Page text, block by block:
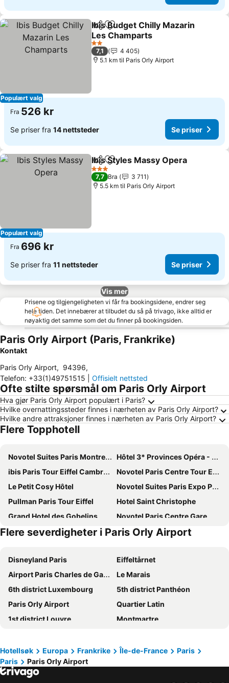
Populært valg
Del Legg til i favoritter
Ibis Budget Chilly Mazarin
Les Champarts
Se priser
2 Stjerner
7,1
4 405
5.1 km til Paris Orly Airport
Fra 526 kr
Se priser fra 14 nettsteder Se priser
Populært valg
Del Legg til i favoritter
Ibis Styles Massy Opera
3 Stjerner
7,7 Bra
3 711
5.5 km til Paris Orly Airport
Fra 696 kr
Se priser fra 11 nettsteder Se priser
Vis mer
Prisene og tilgjengeligheten vi får fra bookingsidene, endrer seg
hele tiden. Det innebærer at tilbudet du så på trivago, ikke alltid er
nøyaktig det samme som det du finner på bookingsiden.
Paris Orly Airport (Paris, Frankrike)
Kontakt
Paris Orly Airport, 94396,
Telefon: +33(1)49751515 Offisielt nettsted
Ofte stilte spørsmål om Paris Orly Airport
Hva gjør Paris Orly Airport populært i Paris?
Hvilke overnattingssteder finnes i nærheten av Paris Orly Airport?
Hvilke andre attraksjoner finnes i nærheten av Paris Orly Airport?
Flere Topphotell
Novotel Suites Paris Montreuil Vincennes
Hôtel 3* Provinces Opéra - Vacances Bleues
ibis Paris Tour Eiffel Cambronne 15ème
Novotel Paris Centre Tour Eiffel
Le Petit Cosy Hôtel
Novotel Suites Paris Expo Porte de Versailles
Pullman Paris Tour Eiffel
Hotel Saint Christophe
Grand Hotel des Gobelins
Novotel Paris Centre Gare Montparnasse
Novotel Paris 14 Porte d'Orléans
Auteuil Tour Eiffel
ibis budget Paris Porte de Montmartre
Hôtel De Paris Opera
Hotel Bridget
Novotel Paris 17
Hotel Trianon Rive Gauche
Timhotel Montmartre
Hotel Eiffel Petit Louvre
Crowne Plaza Paris - Republique by IHG
Hôtel 4* Villa Modigliani - Vacances Bleues
ibis budget Orly Chevilly Tram 7
Star Champs-Elysées
ibis Budget Paris La Villette 19ème
Les Jardins Du Luxembourg
Hotel Duquesne Eiffel
Flere severdigheter i Paris Orly Airport
Disneyland Paris
Eiffeltårnet
Airport Paris Charles de Gaulle
Le Marais
6th district Luxembourg
5th district Panthéon
Paris Orly Airport
Quartier Latin
1st district Louvre
Montmartre
4th district Hôtel-de-Ville
Champs Elysées
Gare du Nord Paris
7th district Palais Bourbon
Hotellsøk Europa Frankrike Île-de-France
Paris
Paris
Paris Orly Airport